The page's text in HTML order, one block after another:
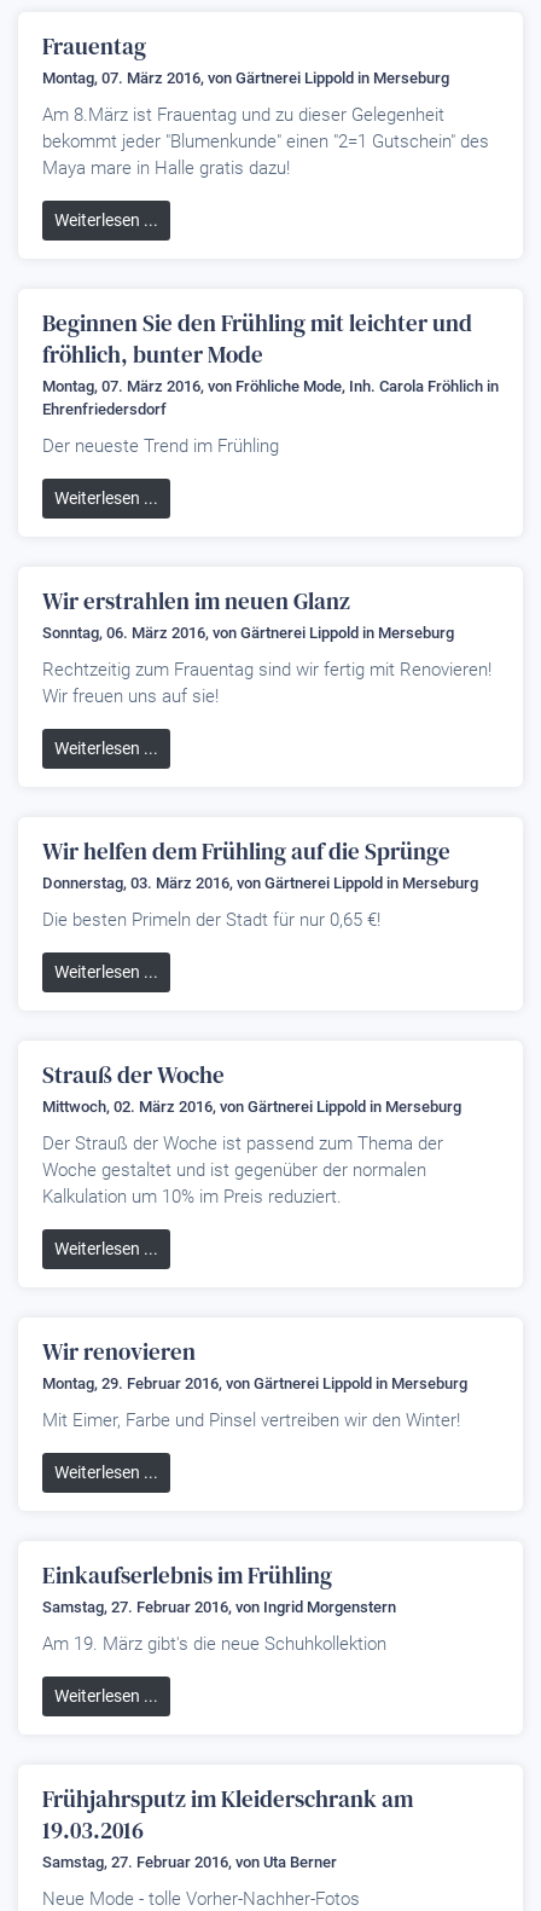
Frauentag
Montag, 07. März 2016, von Gärtnerei Lippold in Merseburg
Am 8.März ist Frauentag und zu dieser Gelegenheit
bekommt jeder "Blumenkunde" einen "2=1 Gutschein" des
Maya mare in Halle gratis dazu!
Weiterlesen ...
Beginnen Sie den Frühling mit leichter und
fröhlich, bunter Mode
Montag, 07. März 2016, von Fröhliche Mode, Inh. Carola Fröhlich in
Ehrenfriedersdorf
Der neueste Trend im Frühling
Weiterlesen ...
Wir erstrahlen im neuen Glanz
Sonntag, 06. März 2016, von Gärtnerei Lippold in Merseburg
Rechtzeitig zum Frauentag sind wir fertig mit Renovieren!
Wir freuen uns auf sie!
Weiterlesen ...
Wir helfen dem Frühling auf die Sprünge
Donnerstag, 03. März 2016, von Gärtnerei Lippold in Merseburg
Die besten Primeln der Stadt für nur 0,65 €!
Weiterlesen ...
Strauß der Woche
Mittwoch, 02. März 2016, von Gärtnerei Lippold in Merseburg
Der Strauß der Woche ist passend zum Thema der
Woche gestaltet und ist gegenüber der normalen
Kalkulation um 10% im Preis reduziert.
Weiterlesen ...
Wir renovieren
Montag, 29. Februar 2016, von Gärtnerei Lippold in Merseburg
Mit Eimer, Farbe und Pinsel vertreiben wir den Winter!
Weiterlesen ...
Einkaufserlebnis im Frühling
Samstag, 27. Februar 2016, von Ingrid Morgenstern
Am 19. März gibt's die neue Schuhkollektion
Weiterlesen ...
Frühjahrsputz im Kleiderschrank am
19.03.2016
Samstag, 27. Februar 2016, von Uta Berner
Neue Mode - tolle Vorher-Nachher-Fotos